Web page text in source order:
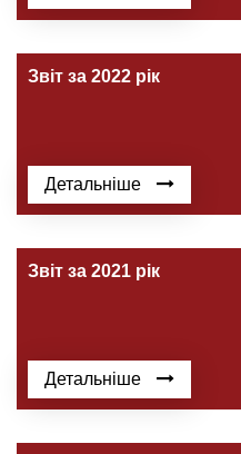
Звіт за 2022 рік
Детальніше
Звіт за 2021 рік
Детальніше